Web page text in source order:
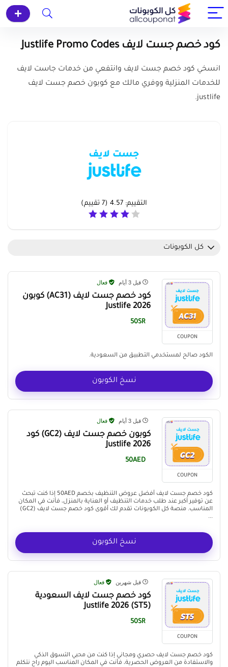
كود خصم جست لايف Justlife Promo Codes
انسخي كود خصم جست لايف وانتفعي من خدمات جاست لايف
للخدمات المنزلية ووفري مالك مع كوبون خصم جست لايف
justlife.
التقييم: 4.57
(
7 تقييم)
كل الكوبونات
COUPON
قبل 3 أيام فعال
كود خصم جست لايف (AC31) كوبون
Justlife 2026
50SR
الكود صالح لمستخدمي التطبيق من السعودية.
نسخ الكوبون
COUPON
قبل 3 أيام فعال
كوبون خصم جست لايف (GC2) كود
Justlife 2026
50AED
كود خصم جست لايف أفضل عروض التنظيف بخصم 50AED إذا كنت تبحث
عن توفير أكبر عند طلب خدمات التنظيف أو العناية بالمنزل، فأنت في المكان
المناسب. منصة كل الكوبونات تقدم لك أقوى كود خصم جست لايف (GC2)
...
نسخ الكوبون
COUPON
قبل شهرين فعال
كود خصم جست لايف السعودية
(ST5) Justlife 2026
50SR
كود خصم جست لايف حصري ومجاني إذا كنت من محبي التسوق الذكي
والاستفادة من العروض الحصرية، فأنت في المكان المناسب اليوم راح نتكلم